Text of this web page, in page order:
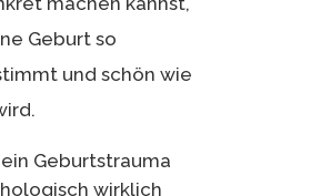
Geburt so
und schön wie
Geburtstrauma
wirklich